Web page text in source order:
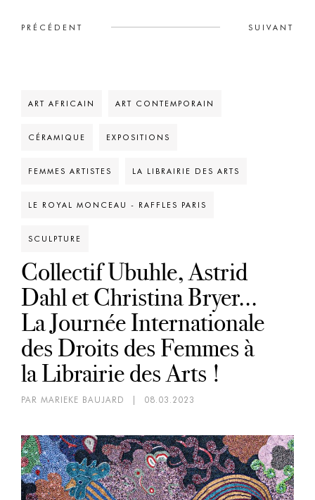
PRÉCÉDENT SUIVANT
ART AFRICAIN ART CONTEMPORAIN
CÉRAMIQUE EXPOSITIONS
FEMMES ARTISTES LA LIBRAIRIE DES ARTS
LE ROYAL MONCEAU - RAFFLES PARIS
SCULPTURE
Collectif Ubuhle, Astrid
Dahl et Christina Bryer...
La Journée Internationale
des Droits des Femmes à
la Librairie des Arts !
PAR MARIEKE BAUJARD 08.03.2023